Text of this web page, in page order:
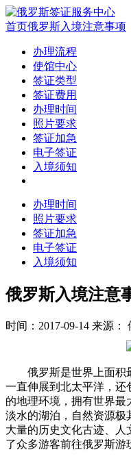
首页俄罗斯入境注意事项
办理流程
使馆中心
签证类型
签证费用
办理时间
照片要求
签证加急
电子签证
入境须知
办理时间
照片要求
签证加急
电子签证
入境须知
俄罗斯入境注意
时间：2017-09-14 来源：
俄罗斯是世界上面积
一直伸展到北太平洋，还
的地理环境，拥有世界最
淡水的湖泊，自然资源极
大量的历史文化古迹、人
了众多游客前往俄罗斯游